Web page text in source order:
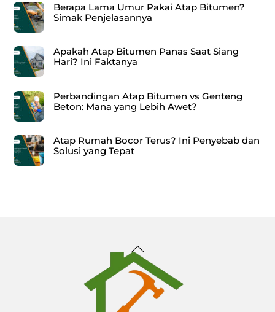
Berapa Lama Umur Pakai Atap Bitumen?
Simak Penjelasannya
Apakah Atap Bitumen Panas Saat Siang
Hari? Ini Faktanya
Perbandingan Atap Bitumen vs Genteng
Beton: Mana yang Lebih Awet?
Atap Rumah Bocor Terus? Ini Penyebab dan
Solusi yang Tepat
Back
To
Top